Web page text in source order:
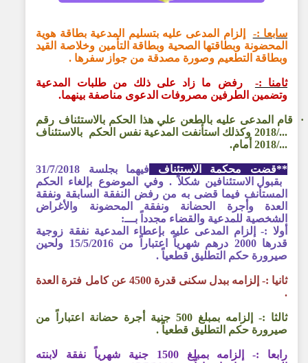
سابعا :-
إلزام المدعى عليه بتسليم المدعية بطاقة هوية
المحضونة وبطاقتها الصحية وبطاقة التأمين وخلاصة القيد
وبطاقة التطعيم وصورة مصدقة من جواز سفرها .
ثامنا :-
رفض ما زاد على ذلك من طلبات المدعية
وتضمين الطرفين مصروفات الدعوى مناصفة بينهما.
·
قام المدعى عليه بالطعن علي هذا الحكم بالاستئناف رقم
.../2018 وكذلك استأنفت المدعية نفس الحكم
بالاستئناف
.../2018 أمام.
**قضت محكمة الاستئناف فيهما بجلسة 31/7/2018
بقبول الاستئنافين شكلاً . وفي الموضوع بإلغاء الحكم
المستأنف فيما قضى به من رفض النفقة السابقة ونفقة
العدة وأجرة الحضانة ونفقة المحضونة والأغراض
الشخصية للمدعية والقضاء مجدداً بـــ:
أولا :- إلزام المدعى عليه بإعطاء المدعية نفقة زوجية
قدرها 2000 درهم شهرياً اعتباراً من 15/5/2016 ولحين
صيرورة حكم التطليق قطعياً .
ثانيا :- إلزامه ببدل سكنى قدرة 4500 عن كامل فترة العدة
.
ثالثا :- إلزامه بمبلغ 500 جنية أجرة حضانة اعتباراً من
صيرورة حكم التطليق قطعياً .
رابعا :- إلزامه بمبلغ 1500 جنية شهرياً نفقة لابنته